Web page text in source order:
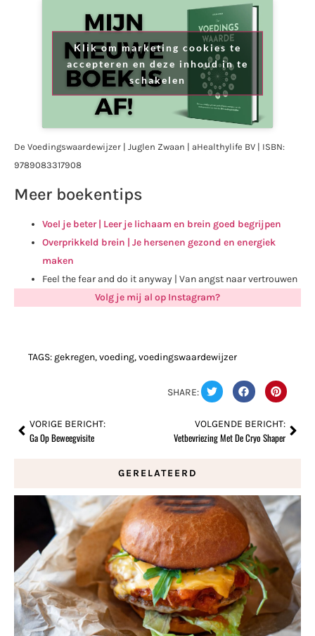
Klik om marketing cookies te
accepteren en deze inhoud in te
schakelen
De Voedingswaardewijzer | Juglen Zwaan | aHealthylife BV | ISBN:
9789083317908
Meer boekentips
Voel je beter | Leer je lichaam en brein goed begrijpen
Overprikkeld brein | Je hersenen gezond en energiek
maken
Feel the fear and do it anyway | Van angst naar vertrouwen
Volg je mij al op Instagram?
TAGS: gekregen,voeding,voedingswaardewijzer
SHARE:
VORIGE BERICHT:
Ga Op Beweegvisite
VOLGENDE BERICHT:
Vetbevriezing Met De Cryo Shaper
GERELATEERD